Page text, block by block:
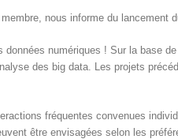
nous informe du lancement
numériques ! Sur la base
des big data. Les projets
fréquentes convenues
être envisagées selon les